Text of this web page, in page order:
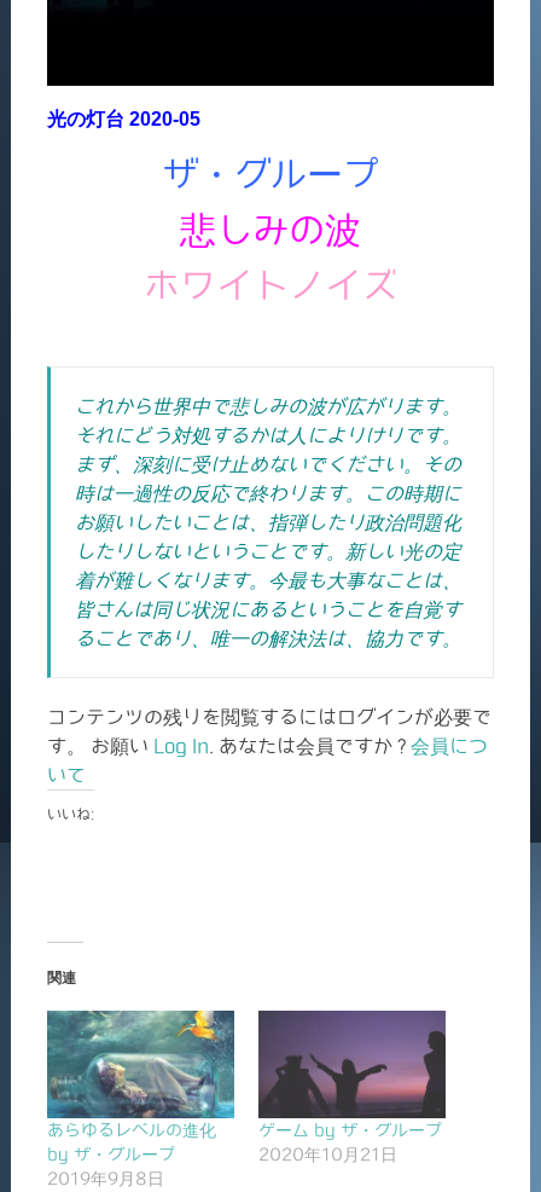
光の灯台 2020-05
ザ・グループ
悲しみの波
ホワイトノイズ
これから世界中で悲しみの波が広がります。
それにどう対処するかは人によりけりです。
まず、深刻に受け止めないでください。その
時は一過性の反応で終わります。この時期に
お願いしたいことは、指弾したり政治問題化
したりしないということです。新しい光の定
着が難しくなります。今最も大事なことは、
皆さんは同じ状況にあるということを自覚す
ることであり、唯一の解決法は、協力です。
コンテンツの残りを閲覧するにはログインが必要で
す。 お願い Log In . あなたは会員ですか ? 会員につ
いて
いいね:
関連
あらゆるレベルの進化
by ザ・グループ
2019年9月8日
ゲーム by ザ・グループ
2020年10月21日